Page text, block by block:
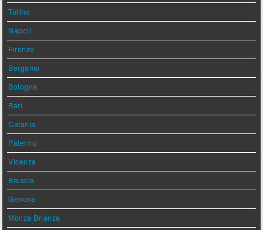
Torino
Napoli
Firenze
Bergamo
Bologna
Bari
Catania
Palermo
Vicenza
Brescia
Genova
Monza Brianza